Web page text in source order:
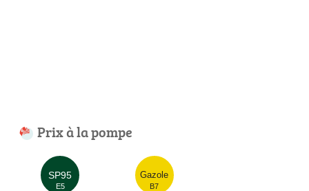
Prix à la pompe
SP95
E5
Gazole
B7